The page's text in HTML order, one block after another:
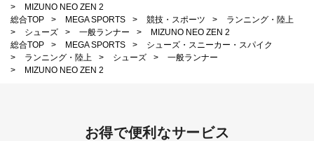
>
MIZUNO NEO ZEN 2
総合TOP
> MEGA SPORTS > 競技・スポーツ >
ランニング・陸上
>
シューズ > 一般ランナー >
MIZUNO NEO ZEN 2
総合TOP
> MEGA SPORTS >
シューズ・スニーカー・スパイク
>
ランニング・陸上 > シューズ >
一般ランナー
>
MIZUNO NEO ZEN 2
お得で便利なサービス